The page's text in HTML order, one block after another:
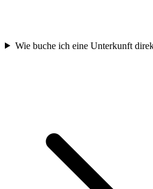
Wie buche ich eine Unterkunft